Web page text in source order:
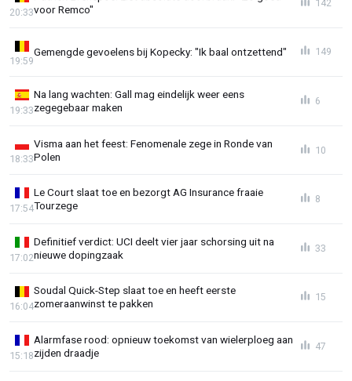
voor Remco"
20:33
142
Gemengde gevoelens bij Kopecky: "Ik baal ontzettend"
19:59
149
Na lang wachten: Gall mag eindelijk weer eens
zegegebaar maken
19:33
6
Visma aan het feest: Fenomenale zege in Ronde van
Polen
18:33
10
Le Court slaat toe en bezorgt AG Insurance fraaie
Tourzege
17:54
8
Definitief verdict: UCI deelt vier jaar schorsing uit na
nieuwe dopingzaak
17:02
33
Soudal Quick-Step slaat toe en heeft eerste
zomeraanwinst te pakken
16:04
15
Alarmfase rood: opnieuw toekomst van wielerploeg aan
zijden draadje
15:18
47